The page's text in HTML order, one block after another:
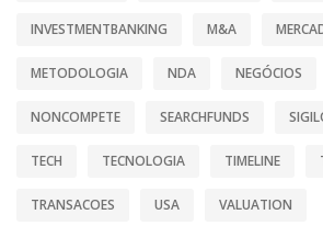
INVESTMENTBANKING M&A
METODOLOGIA NDA NEGÓCIOS
NONCOMPETE SEARCHFUNDS
TECH TECNOLOGIA TIMELINE
TRANSACOES USA VALUATION